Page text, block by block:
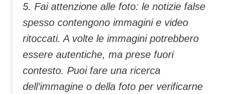
5. Fai attenzione alle foto: le notizie false
spesso contengono immagini e video
ritoccati. A volte le immagini potrebbero
essere autentiche, ma prese fuori
contesto. Puoi fare una ricerca
dell’immagine o della foto per verificarne